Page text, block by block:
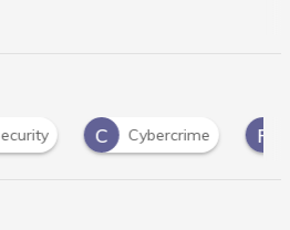
C Cybercrime F firewall